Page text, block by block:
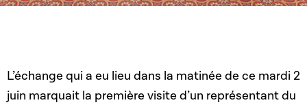
L’échange qui a eu lieu dans la matinée de ce mardi 2
juin marquait la première visite d’un représentant du